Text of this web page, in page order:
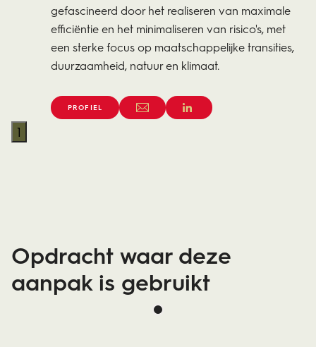
gefascineerd door het realiseren van maximale
efficiëntie en het minimaliseren van risico's, met
een sterke focus op maatschappelijke transities,
duurzaamheid, natuur en klimaat.
PROFIEL
1
Opdracht waar deze
aanpak is gebruikt